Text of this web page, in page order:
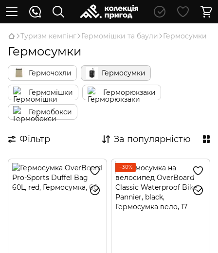
Туризм кемпінг Гермомішки та баули Гермосумки
Гермосумки
Гермочохли Гермосумки
Гермомішки Герморюкзаки
Гермобокси
Фільтр За популярністю
−30%